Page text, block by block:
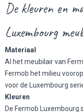
De kleuren en
Luxembourg
Materiaal
Al het meubilair van
Fermob het milieu
voor de Luxembourg
Kleuren
De Fermob